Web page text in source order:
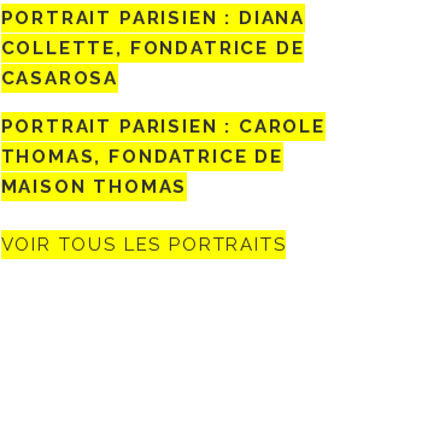
PORTRAIT PARISIEN : DIANA
COLLETTE, FONDATRICE DE
CASAROSA
PORTRAIT PARISIEN : CAROLE
THOMAS, FONDATRICE DE
MAISON THOMAS
VOIR TOUS LES PORTRAITS